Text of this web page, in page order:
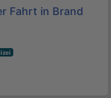
Fahrt in Brand